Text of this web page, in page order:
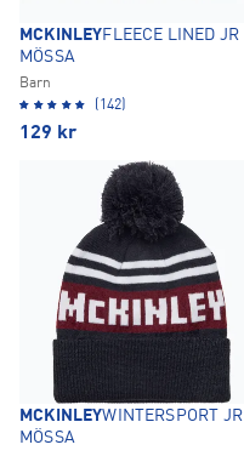
MCKINLEYFLEECE LINED JR
MÖSSA
Barn
(142)
129 kr
MCKINLEYWINTERSPORT JR
MÖSSA